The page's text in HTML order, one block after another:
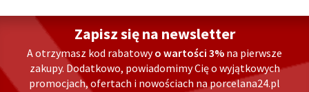
Zapisz się na newsletter
A otrzymasz kod rabatowyo wartości 3% na pierwsze
zakupy. Dodatkowo, powiadomimy Cię o wyjątkowych
promocjach, ofertach i nowościach na porcelana24.pl